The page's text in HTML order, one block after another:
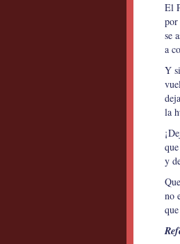
El
por
se
a
Y
la
y
no